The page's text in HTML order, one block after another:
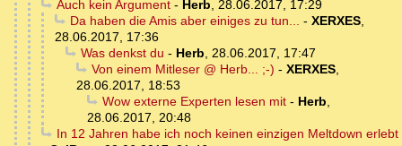
Auch kein Argument- Herb, 28.06.2017, 17:29
Da haben die Amis aber einiges zu tun... - XERXES,
28.06.2017, 17:36
Was denkst du - Herb, 28.06.2017, 17:47
Von einem Mitleser @ Herb... ;-) - XERXES,
28.06.2017, 18:53
Wow externe Experten lesen mit- Herb,
28.06.2017, 20:48
In 12 Jahren habe ich noch keinen einzigen Meltdown erlebt